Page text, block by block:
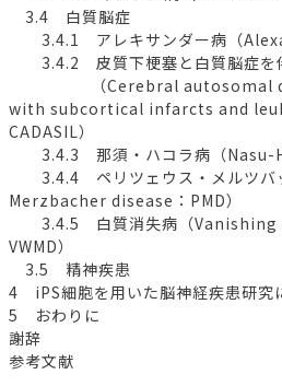
3.4 白質脳症
3.4.1 アレキサンダー病（
3.4.2 皮質下梗塞と白質脳症を
（Cerebral autosomal
with subcortical infarcts and
CADASIL）
3.4.3 那須・ハコラ病（Nasu-
3.4.4 ペリツェウス・メルツバ
Merzbacher disease：PMD）
3.4.5 白質消失病（Vanishing
VWMD）
3.5 精神疾患
4 iPS細胞を用いた脳神経疾患研究
5 おわりに
謝辞
参考文献